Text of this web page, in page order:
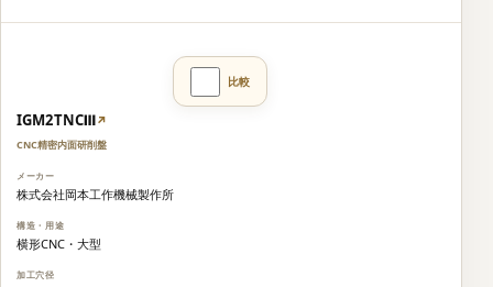
IGM2TNCⅢ↗
CNC精密内面研削盤
株式会社岡本工作機械製作所
横形CNC・大型